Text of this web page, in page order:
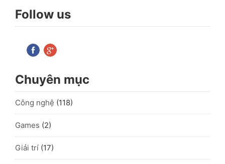
Follow us
Chuyên mục
Công nghệ (118)
Games (2)
Giải trí (17)